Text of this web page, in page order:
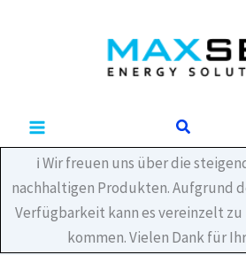
Suchen
ℹ️ Wir freuen uns über die
nachhaltigen Produkten. Aufgrund
Verfügbarkeit kann es vereinzelt
kommen. Vielen Dank für
Umgebungstemperatursensor
Menge